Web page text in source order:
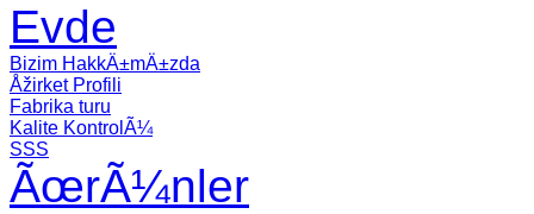
Evde
Bizim HakkÄ±mÄ±zda
Åžirket Profili
Fabrika turu
Kalite KontrolÃ¼
SSS
ÃœrÃ¼nler